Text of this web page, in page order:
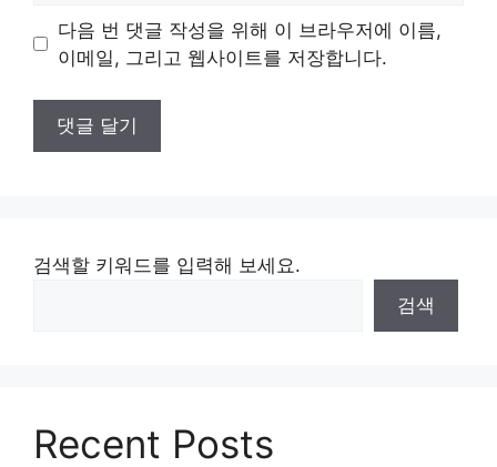
트
다음 번 댓글 작성을 위해 이 브라우저에 이름,
이메일, 그리고 웹사이트를 저장합니다.
검색할 키워드를 입력해 보세요.
검색
Recent Posts